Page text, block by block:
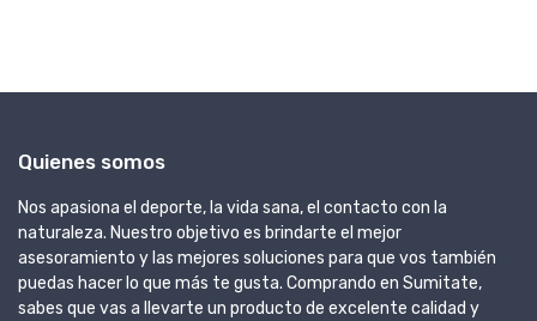
Quienes somos
Nos apasiona el deporte, la vida sana, el contacto con la
naturaleza. Nuestro objetivo es brindarte el mejor
asesoramiento y las mejores soluciones para que vos también
puedas hacer lo que más te gusta. Comprando en Sumitate,
sabes que vas a llevarte un producto de excelente calidad y